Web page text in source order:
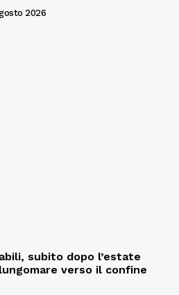
2026
subito dopo l’estate
verso il confine